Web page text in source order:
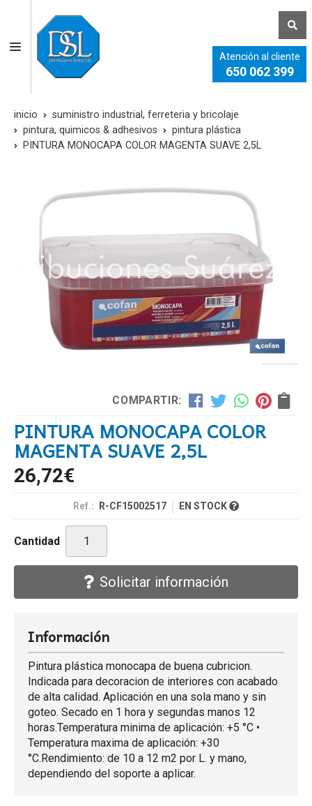
Atención al cliente
650 062 399
inicio
suministro industrial, ferreteria y bricolaje
pintura, quimicos & adhesivos
pintura plástica
PINTURA MONOCAPA COLOR MAGENTA SUAVE 2,5L
COMPARTIR:
PINTURA MONOCAPA COLOR
MAGENTA SUAVE 2,5L
26,72€
Ref.: R-CF15002517 EN STOCK
Cantidad
Solicitar información
Información
Pintura plástica monocapa de buena cubricion.
Indicada para decoracion de interiores con acabado
de alta calidad. Aplicación en una sola mano y sin
goteo. Secado en 1 hora y segundas manos 12
horas.Temperatura minima de aplicación: +5 °C •
Temperatura maxima de aplicación: +30
°C.Rendimiento: de 10 a 12 m2 por L. y mano,
dependiendo del soporte a aplicar.